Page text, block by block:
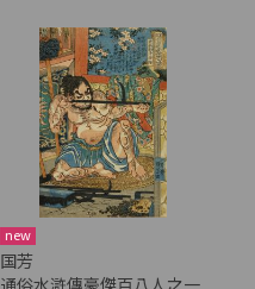
new
国芳